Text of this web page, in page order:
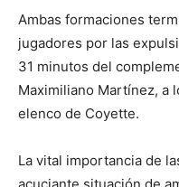
Ambas formaciones
jugadores por las
31 minutos del
Maximiliano Martínez, a
elenco de Coyette.
La vital importancia de